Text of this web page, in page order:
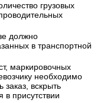
грузовых
должно
в транспортной
маркировочных
необходимо
заказ, вскрыть
в присутствии